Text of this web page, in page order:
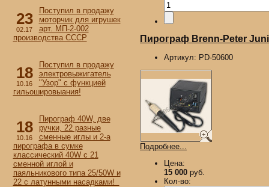
23
02.17
Поступил в продажу
моторчик для игрушек
арт. МП-2-002
производства СССР
18
10.16
Поступил в продажу
электровыжигатель
"Узор" с функцией
гильошировыания!
18
10.16
Пирограф 40W, две
ручки, 22 разные
сменные иглы и 2-а
пирографа в сумке
классический 40W с 21
сменной иглой и
паяльникового типа 25/50W и
22 с латунными насадками!
Пирограф Brenn-Peter
Артикул: PD-50600
Подробнее...
Цена:
15 000 руб.
Кол-во: